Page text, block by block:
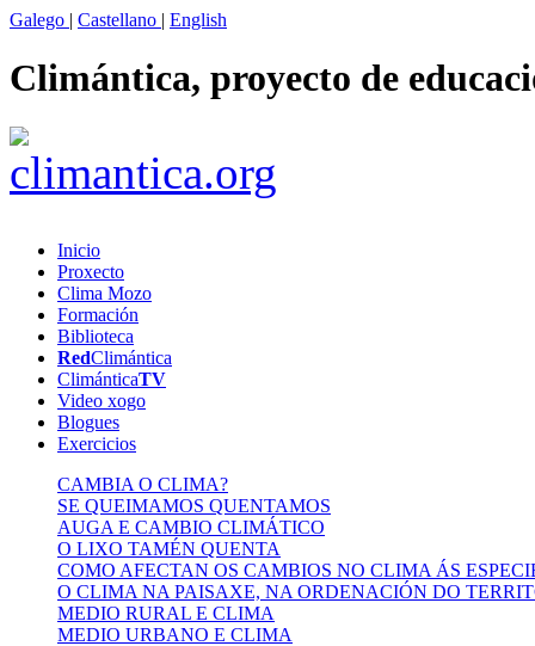
Galego | Castellano | English
Climántica, proyecto de
Inicio
Proxecto
Clima Mozo
Formación
Biblioteca
RedClimántica
ClimánticaTV
Video xogo
Blogues
Exercicios
CAMBIA O CLIMA?
SE QUEIMAMOS QUENTAMOS
AUGA E CAMBIO CLIMÁTICO
O LIXO TAMÉN QUENTA
COMO AFECTAN OS CAMBIOS NO CLIMA ÁS
O CLIMA NA PAISAXE, NA ORDENACIÓN DO
MEDIO RURAL E CLIMA
MEDIO URBANO E CLIMA